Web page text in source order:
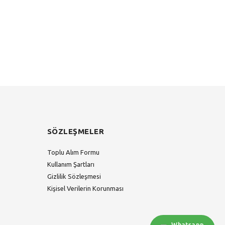
SÖZLEŞMELER
Toplu Alım Formu
Kullanım Şartları
Gizlilik Sözleşmesi
Kişisel Verilerin Korunması